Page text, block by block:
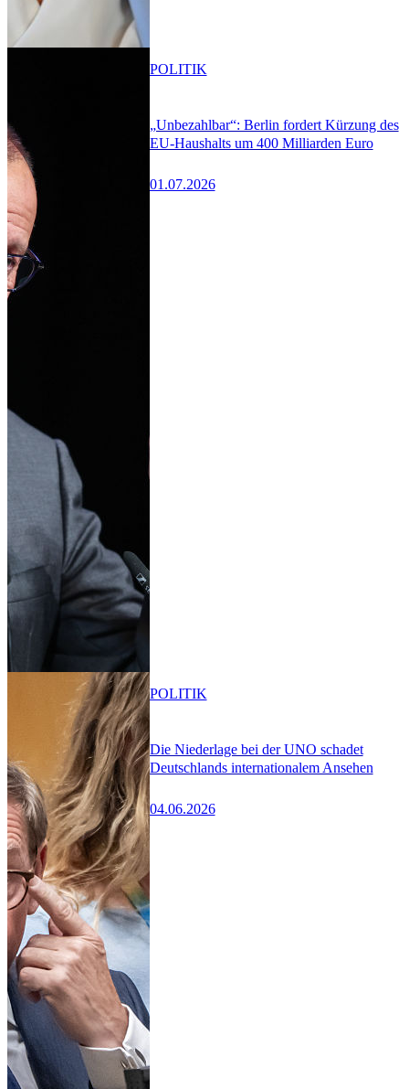
„Unbezahlbar“: Berlin fordert Kürzung des
EU-Haushalts um 400 Milliarden Euro
01.07.2026
POLITIK
Die Niederlage bei der UNO schadet
Deutschlands internationalem Ansehen
04.06.2026
POLITIK